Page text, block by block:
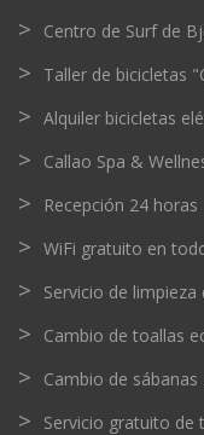
Centro de Surf de
Taller de bicicletas
Alquiler bicicletas
Callao Spa &
Recepción 24 horas
WiFi gratuito en
Servicio de limpieza
Cambio de toallas
Cambio de
Servicio gratuito de